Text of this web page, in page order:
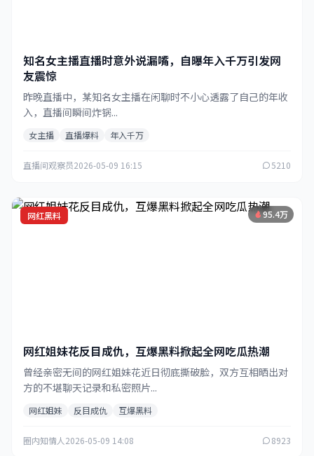
知名女主播直播时意外说漏嘴，自曝年入千万引发网
友震惊
昨晚直播中，某知名女主播在闲聊时不小心透露了自己的年收
入，直播间瞬间炸锅...
女主播 直播爆料 年入千万
直播间观察员2026-05-09 16:15 5210
网红黑料 95.4万
网红姐妹花反目成仇，互爆黑料掀起全网吃瓜热潮
曾经亲密无间的网红姐妹花近日彻底撕破脸，双方互相晒出对
方的不堪聊天记录和私密照片...
网红姐妹 反目成仇 互爆黑料
圈内知情人 2026-05-09 14:08 8923